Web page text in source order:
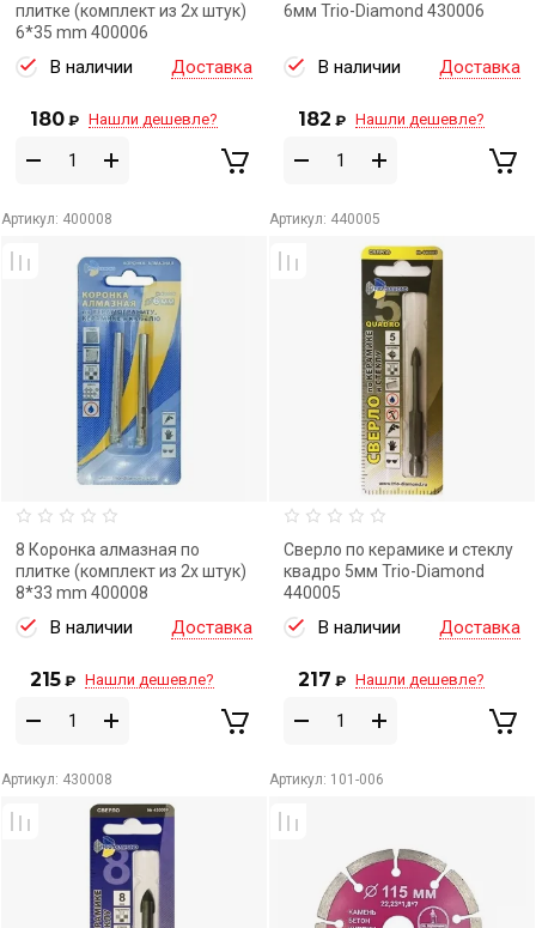
плитке (комплект из 2х штук)
6*35 mm 400006
В наличии Доставка
180 ₽ Нашли дешевле?
6мм Trio-Diamond 430006
В наличии Доставка
182 ₽ Нашли дешевле?
Артикул: 400008
8 Коронка алмазная по
плитке (комплект из 2х штук)
8*33 mm 400008
В наличии Доставка
215 ₽ Нашли дешевле?
Артикул: 440005
Сверло по керамике и стеклу
квадро 5мм Trio-Diamond
440005
В наличии Доставка
217 ₽ Нашли дешевле?
Артикул: 430008 Артикул: 101-006